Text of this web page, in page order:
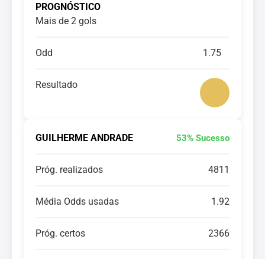
PROGNÓSTICO
Mais de 2 gols
Odd 1.75
Resultado
GUILHERME ANDRADE 53% Sucesso
Próg. realizados 4811
Média Odds usadas 1.92
Próg. certos 2366